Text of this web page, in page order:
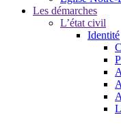
Les démarches
L’état civil
Identité